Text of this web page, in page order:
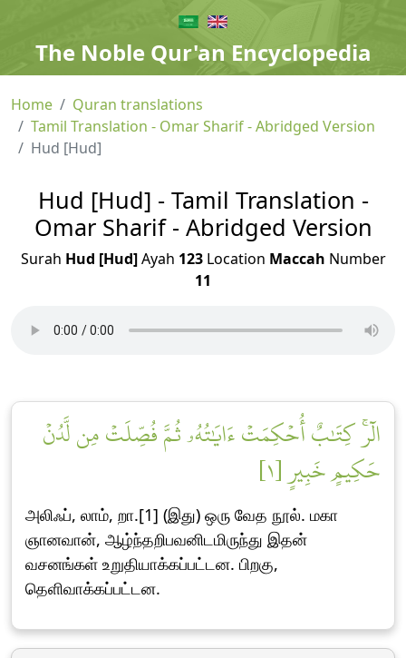
The Noble Qur'an Encyclopedia
Home
Quran translations
Tamil Translation - Omar Sharif - Abridged Version
Hud [Hud]
Hud [Hud] - Tamil Translation -
Omar Sharif - Abridged Version
Surah Hud [Hud]Ayah 123Location Maccah Number
11
الٓرۚ كِتَٰبٌ أُحۡكِمَتۡ ءَايَٰتُهُۥ ثُمَّ فُصِّلَتۡ مِن لَّدُنۡ
حَكِيمٍ خَبِيرٍ [١]
அலிஃப், லாம், றா.[1] (இது) ஒரு வேத நூல். மகா
ஞானவான், ஆழ்ந்தறிபவனிடமிருந்து இதன்
வசனங்கள் உறுதியாக்கப்பட்டன. பிறகு,
தெளிவாக்கப்பட்டன.